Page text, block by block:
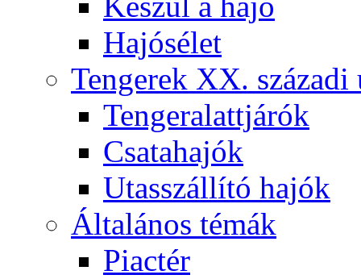
Hajósélet
Tengerek XX. századi
Tengeralattjárók
Csatahajók
Utasszállító hajók
Általános témák
Piactér